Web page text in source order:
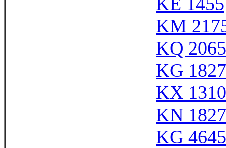
KM
KQ 2065
KG 1827
KX 1310
KN 1827
KG 4645